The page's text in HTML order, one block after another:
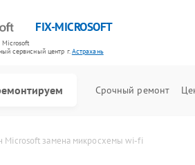
FIX-MICROSOFT
Microsoft
cервисный центр г.Астрахань
Срочный ремонт
Microsoft замена микросхемы wi-fi